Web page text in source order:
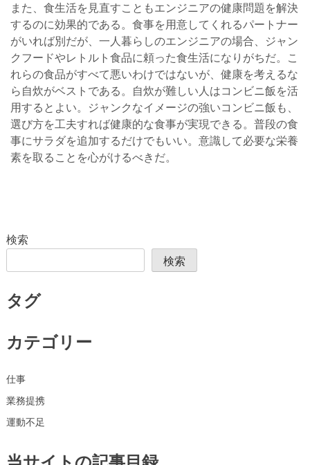
また、食生活を見直すこともエンジニアの健康問題を解決
するのに効果的である。食事を用意してくれるパートナー
がいれば別だが、一人暮らしのエンジニアの場合、ジャン
クフードやレトルト食品に頼った食生活になりがちだ。こ
れらの食品がすべて悪いわけではないが、健康を考えるな
ら自炊がベストである。自炊が難しい人はコンビニ飯を活
用するとよい。ジャンクなイメージの強いコンビニ飯も、
選び方を工夫すれば健康的な食事が実現できる。普段の食
事にサラダを追加するだけでもいい。意識して必要な栄養
素を取ることを心がけるべきだ。
検索
検索
タグ
カテゴリー
仕事
業務提携
運動不足